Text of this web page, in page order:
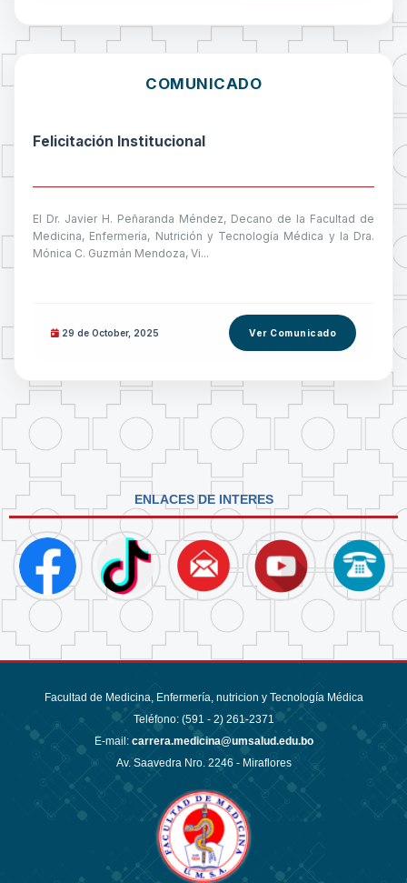
COMUNICADO
Felicitación Institucional
El Dr. Javier H. Peñaranda Méndez, Decano de la Facultad de
Medicina, Enfermería, Nutrición y Tecnología Médica y la Dra.
Mónica C. Guzmán Mendoza, Vi...
29 de October, 2025 Ver Comunicado
ENLACES DE INTERES
Facultad de Medicina, Enfermería, nutricion y Tecnología Médica
Teléfono: (591 - 2) 261-2371
E-mail: carrera.medicina@umsalud.edu.bo
Av. Saavedra Nro. 2246 - Miraflores